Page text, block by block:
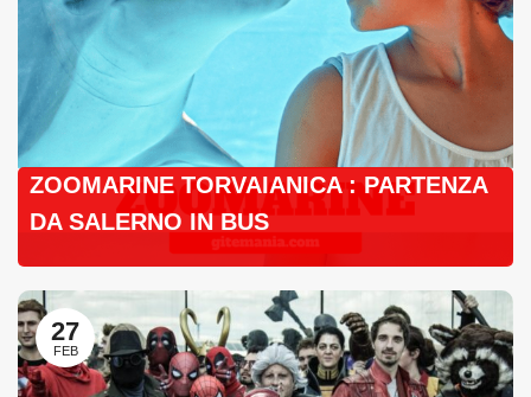
ZOOMARINE TORVAIANICA : PARTENZA
DA SALERNO IN BUS
27
FEB